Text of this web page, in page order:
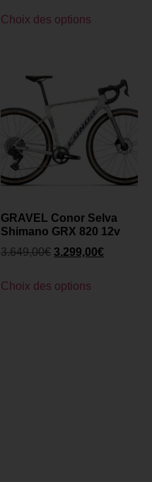
Choix des options
GRAVEL Conor Selva
Shimano GRX 820 12v
3.649,00€ 3.299,00€
Choix des options